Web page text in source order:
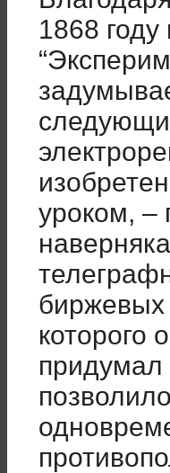
1868
уроком, –
биржевых
которого
придумал